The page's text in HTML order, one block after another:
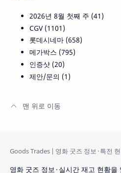
2026년 8월 첫째 주 41
CGV 1101
롯데시네마 658
메가박스 795
인증샷 20
제안/문의
1
영화 굿즈 정보 · 실시간 재고 현황